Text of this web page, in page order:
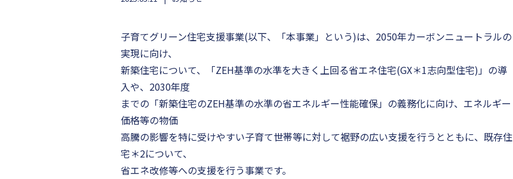
子育てグリーン住宅支援事業(以下、「本事業」という)は、2050年カーボンニュートラルの
実現に向け、
新築住宅について、「ZEH基準の水準を大きく上回る省エネ住宅(GX＊1志向型住宅)」の導
入や、2030年度
までの「新築住宅のZEH基準の水準の省エネルギー性能確保」の義務化に向け、エネルギー
価格等の物価
高騰の影響を特に受けやすい子育て世帯等に対して裾野の広い支援を行うとともに、既存住
宅＊2について、
省エネ改修等への支援を行う事業です。